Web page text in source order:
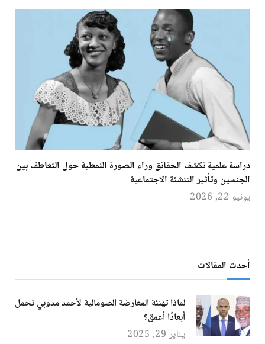
دراسة علمية تكشف الحقائق وراء الصورة النمطية حول التعاطف بين
الجنسين وتأثير التنشئة الاجتماعية
يونيو 22, 2026
أحدث المقالات
لماذا تهنئة المعارضة الصومالية لأحمد مدوبي تحمل
أبعادًا أعمق؟
يناير 29, 2025